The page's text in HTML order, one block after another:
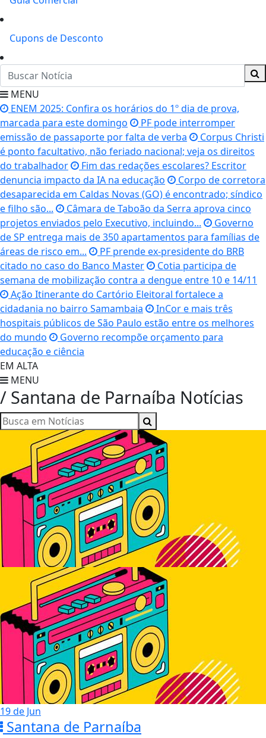
Cupons de Desconto
MENU
ENEM 2025: Confira os horários do 1º dia de prova,
marcada para este domingo
PF pode interromper
emissão de passaporte por falta de verba
Corpus Christi
é ponto facultativo, não feriado nacional; veja os direitos
do trabalhador
Fim das redações escolares? Escritor
denuncia impacto da IA na educação
Corpo de corretora
desaparecida em Caldas Novas (GO) é encontrado; síndico
e filho são...
Câmara de Taboão da Serra aprova cinco
projetos enviados pelo Executivo, incluindo...
Governo
de SP entrega mais de 350 apartamentos para famílias de
áreas de risco em...
PF prende ex-presidente do BRB
citado no caso do Banco Master
Cotia participa de
semana de mobilização contra a dengue entre 10 e 14/11
Ação Itinerante do Cartório Eleitoral fortalece a
cidadania no bairro Samambaia
InCor e mais três
hospitais públicos de São Paulo estão entre os melhores
do mundo
Governo recompõe orçamento para
educação e ciência
EM ALTA
MENU
/ Santana de Parnaíba Notícias
19 de Jun
Santana de Parnaíba